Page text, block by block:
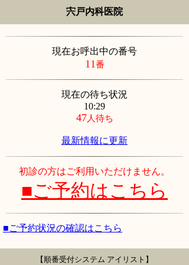
宍戸内科医院
現在お呼出中の番号
11番
現在の待ち状況
10:29
47人待ち
最新情報に更新
初診の方はご利用いただけません。
■ご予約はこちら
■ご予約状況の確認はこちら
【順番受付システム アイリスト】